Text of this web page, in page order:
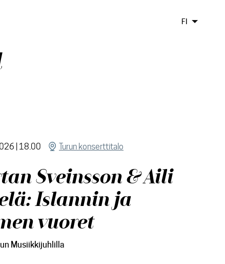
FI
| 18.00 Turun konserttitalo
Sveinsson & Aili
Islannin ja
vuoret
Musiikkijuhlilla